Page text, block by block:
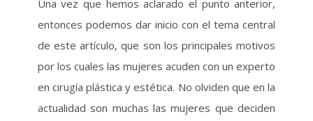
Una vez que hemos aclarado el punto anterior,
entonces podemos dar inicio con el tema central
de este artículo, que son los principales motivos
por los cuales las mujeres acuden con un experto
en cirugía plástica y estética. No olviden que en la
actualidad son muchas las mujeres que deciden